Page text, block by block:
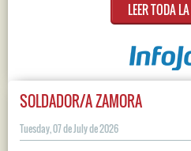
LEER TODA
SOLDADOR/A ZAMORA
Tuesday, 07 de July de 2026